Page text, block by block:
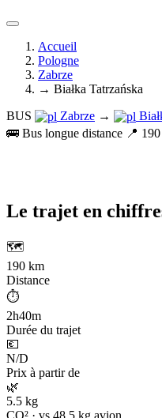
Accueil
Pologne
Zabrze
→ Białka Tatrzańska
BUS
Zabrze →
🚌 Bus longue distance 📍
Le trajet en
🗺️
190 km
Distance
⏱️
2h40m
Durée du trajet
💶
N/D
Prix à partir de
🌿
5.5 kg